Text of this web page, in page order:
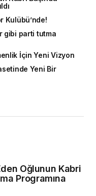
Kulübü’nde!
gibi parti tutma
İçin Yeni Vizyon
Yeni Bir
Oğlunun Kabri
Programına